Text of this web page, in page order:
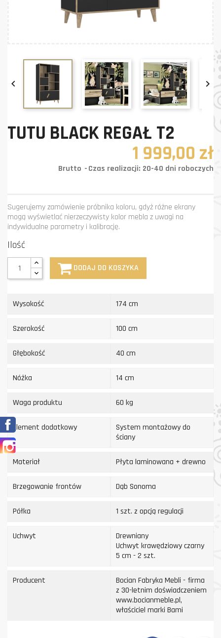
 
TUTU BLACK REGAŁ T2
1 999,00 zł
Brutto Czas realizacji: 20-40 dni roboczych
Sugerujemy zamówienie próbnika koloru, gdyż różne ekrany
mogą wyświetlać nierzeczywisty kolor mebla z uwagi na
indywidualne parametry i kalibrację.
Ilość
DODAJ DO KOSZYKA
Wysokość 174 cm
Szerokość 100 cm
Głębokość 40 cm
Nóżka 14 cm
Waga produktu 60 kg
Element dodatkowy
System montażowy do
ściany
Materiał Płyta laminowana + drewno
Brzegowanie frontów Dąb Sonoma
Półka 1 szt. z opcją regulacji
Uchwyt
Drewniany
Uchwyt krawędziowy czarny
5 cm - 2 szt.
Producent
Bocian Fabryka Mebli - firma
z 30-letnim doświadczeniem
www.bocianmeble.pl,
właściciel marki Bami